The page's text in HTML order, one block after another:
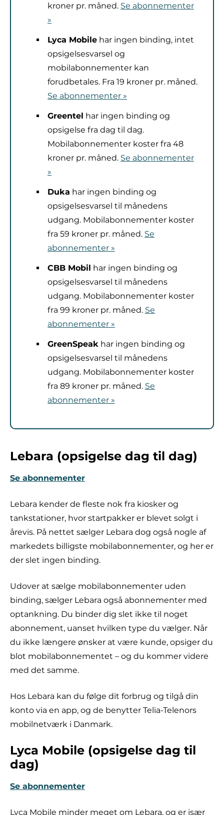
kroner pr. måned. Se abonnementer
»
Lyca Mobile har ingen binding, intet
opsigelsesvarsel og
mobilabonnementer kan
forudbetales. Fra 19 kroner pr. måned.
Se abonnementer »
Greentel har ingen binding og
opsigelse fra dag til dag.
Mobilabonnementer koster fra 48
kroner pr. måned. Se abonnementer
»
Duka har ingen binding og
opsigelsesvarsel til månedens
udgang. Mobilabonnementer koster
fra 59 kroner pr. måned. Se
abonnementer »
CBB Mobil har ingen binding og
opsigelsesvarsel til månedens
udgang. Mobilabonnementer koster
fra 99 kroner pr. måned. Se
abonnementer »
GreenSpeak har ingen binding og
opsigelsesvarsel til månedens
udgang. Mobilabonnementer koster
fra 89 kroner pr. måned. Se
abonnementer »
Lebara (opsigelse dag til dag)
Se abonnementer
Lebara kender de fleste nok fra kiosker og
tankstationer, hvor startpakker er blevet solgt i
årevis. På nettet sælger Lebara dog også nogle af
markedets billigste mobilabonnementer, og her er
der slet ingen binding.
Udover at sælge mobilabonnementer uden
binding, sælger Lebara også abonnementer med
optankning. Du binder dig slet ikke til noget
abonnement, uanset hvilken type du vælger. Når
du ikke længere ønsker at være kunde, opsiger du
blot mobilabonnementet – og du kommer videre
med det samme.
Hos Lebara kan du følge dit forbrug og tilgå din
konto via en app, og de benytter Telia-Telenors
mobilnetværk i Danmark.
Lyca Mobile (opsigelse dag til
dag)
Se abonnementer
Lyca Mobile minder meget om Lebara, og er især